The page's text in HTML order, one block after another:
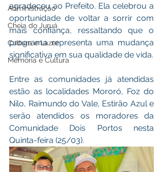
Administração
Cheia do Juruá
Cultura e Lazer
Memória e Cultura
agradeceu ao Prefeito. Ela celebrou a
oportunidade de voltar a sorrir com
mais confiança, ressaltando que o
programa representa uma mudança
significativa em sua qualidade de vida.
Entre as comunidades já atendidas
estão as localidades Mororó, Foz do
Nilo, Raimundo do Vale, Estirão Azul e
serão atendidos os moradores da
Comunidade Dois Portos nesta
Quinta-feira (25/03).